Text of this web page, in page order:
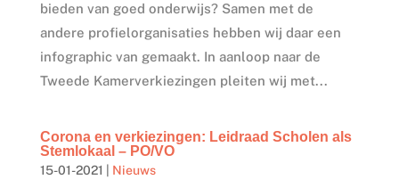
bieden van goed onderwijs? Samen met de
andere profielorganisaties hebben wij daar een
infographic van gemaakt. In aanloop naar de
Tweede Kamerverkiezingen pleiten wij met...
Corona en verkiezingen: Leidraad Scholen als
Stemlokaal – PO/VO
15-01-2021 Nieuws